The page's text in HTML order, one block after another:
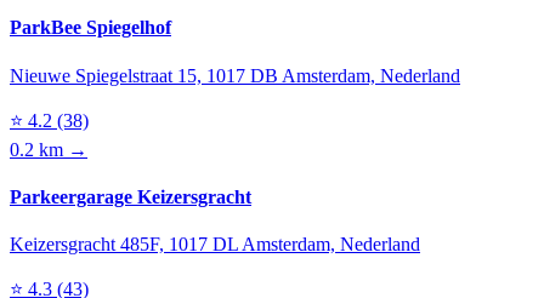
ParkBee Spiegelhof
Nieuwe Spiegelstraat 15, 1017 DB Amsterdam, Nederland
⭐ 4.2 (38)
0.2 km →
Parkeergarage Keizersgracht
Keizersgracht 485F, 1017 DL Amsterdam, Nederland
⭐ 4.3 (43)